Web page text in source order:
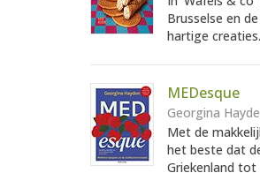
Brusselse en
hartige
MEDesque
Georgina
Met de
het beste dat
Griekenland